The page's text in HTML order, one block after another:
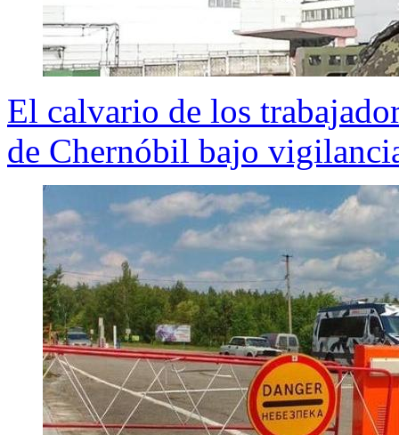
El calvario de los
de Chernóbil bajo